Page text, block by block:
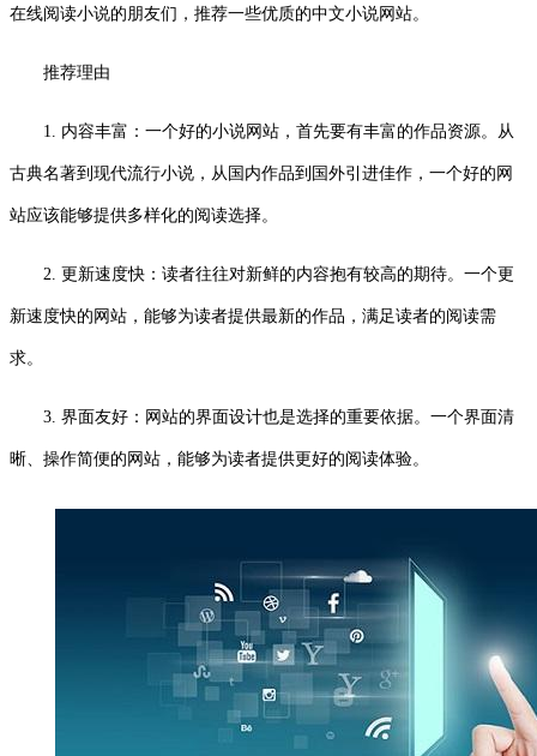
在线阅读小说的朋友们，推荐一些优质的中文小说网站。
推荐理由
1. 内容丰富：一个好的小说网站，首先要有丰富的作品资源。从
古典名著到现代流行小说，从国内作品到国外引进佳作，一个好的网
站应该能够提供多样化的阅读选择。
2. 更新速度快：读者往往对新鲜的内容抱有较高的期待。一个更
新速度快的网站，能够为读者提供最新的作品，满足读者的阅读需
求。
3. 界面友好：网站的界面设计也是选择的重要依据。一个界面清
晰、操作简便的网站，能够为读者提供更好的阅读体验。